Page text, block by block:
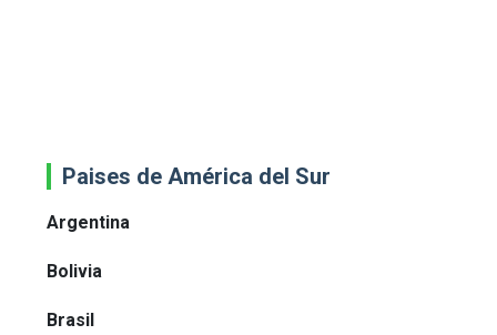
Paises de América del Sur
Argentina
Bolivia
Brasil